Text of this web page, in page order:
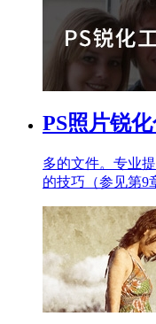
PS照片锐
多的文件。专业
的技巧（参见第9